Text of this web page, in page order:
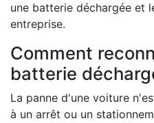
une batterie déchargée et
entreprise.
Comment
batterie
La panne d'une voiture
à un arrêt ou un